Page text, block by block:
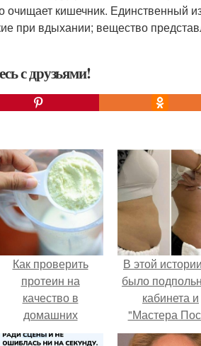
очищает кишечник. Единственный
при вдыхании; вещество
с друзьями!
Как проверить
протеин на
качество в
домашних
условиях. 6
В этой
было
кабинета и
"Мастера